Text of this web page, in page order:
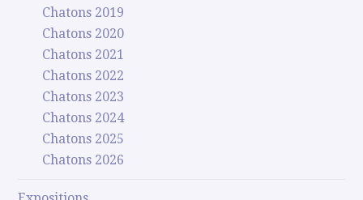
Chatons 2019
Chatons 2020
Chatons 2021
Chatons 2022
Chatons 2023
Chatons 2024
Chatons 2025
Chatons 2026